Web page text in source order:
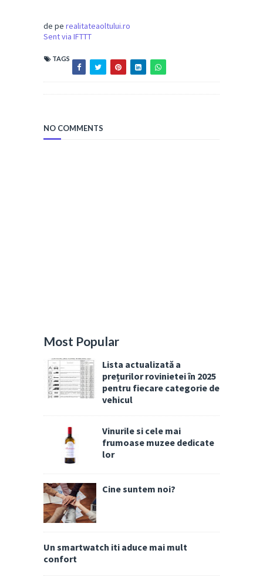
de pe realitateaoltului.ro
Sent via IFTTT
TAGS
NO COMMENTS
Most Popular
Lista actualizată a
prețurilor rovinietei în 2025
pentru fiecare categorie de
vehicul
Vinurile si cele mai
frumoase muzee dedicate
lor
Cine suntem noi?
Un smartwatch iti aduce mai mult
confort